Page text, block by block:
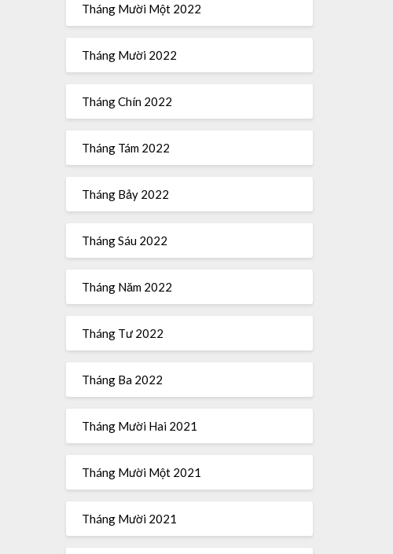
Tháng Mười Một 2022
Tháng Mười 2022
Tháng Chín 2022
Tháng Tám 2022
Tháng Bảy 2022
Tháng Sáu 2022
Tháng Năm 2022
Tháng Tư 2022
Tháng Ba 2022
Tháng Mười Hai 2021
Tháng Mười Một 2021
Tháng Mười 2021